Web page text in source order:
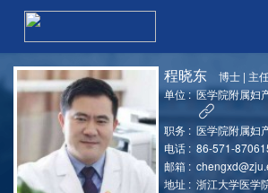
程晓东 博士 | 主
单位 : 医学院附属妇
职务 : 医学院附属妇
电话 : 86-571-
邮箱 :
地址 : 浙江大学医学